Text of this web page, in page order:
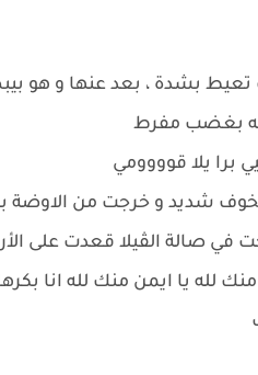
بشدة ، بعد عنها و هو
بغضب مفرط
برا يلا قوووومي
شديد و خرجت من الاوضة
في صالة الڤيلا قعدت على
منك لله يا ايمن منك لله